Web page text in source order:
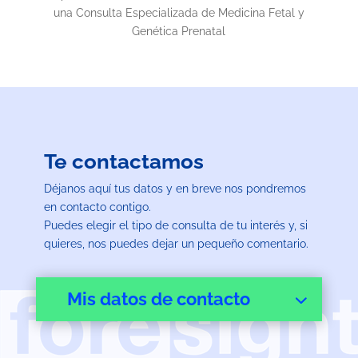
una Consulta Especializada de Medicina Fetal y
Genética Prenatal
Te contactamos
Déjanos aquí tus datos y en breve nos pondremos
en contacto contigo.
Puedes elegir el tipo de consulta de tu interés y, si
quieres, nos puedes dejar un pequeño comentario.
Mis datos de contacto